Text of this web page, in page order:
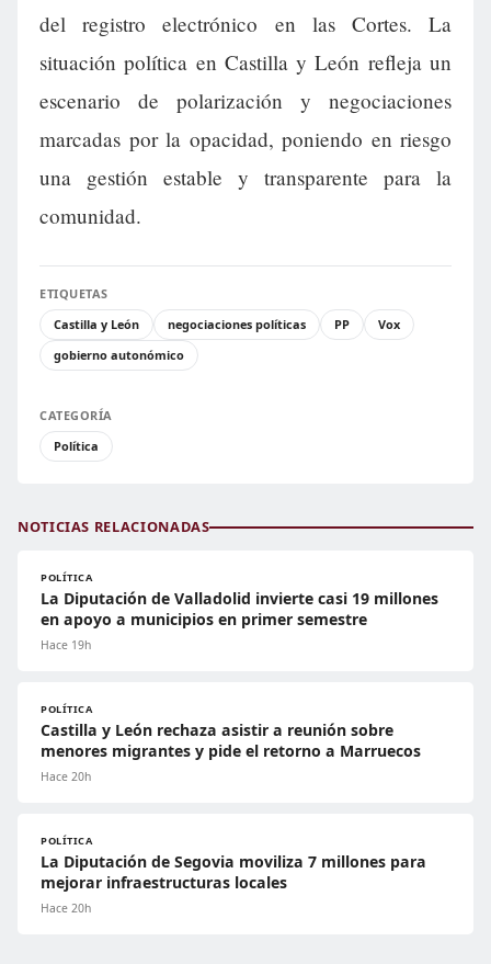
del registro electrónico en las Cortes. La
situación política en Castilla y León refleja un
escenario de polarización y negociaciones
marcadas por la opacidad, poniendo en riesgo
una gestión estable y transparente para la
comunidad.
ETIQUETAS
Castilla y León
negociaciones políticas PP
Vox
gobierno autonómico
CATEGORÍA
Política
NOTICIAS RELACIONADAS
POLÍTICA
La Diputación de Valladolid invierte casi 19 millones
en apoyo a municipios en primer semestre
Hace 19h
POLÍTICA
Castilla y León rechaza asistir a reunión sobre
menores migrantes y pide el retorno a Marruecos
Hace 20h
POLÍTICA
La Diputación de Segovia moviliza 7 millones para
mejorar infraestructuras locales
Hace 20h